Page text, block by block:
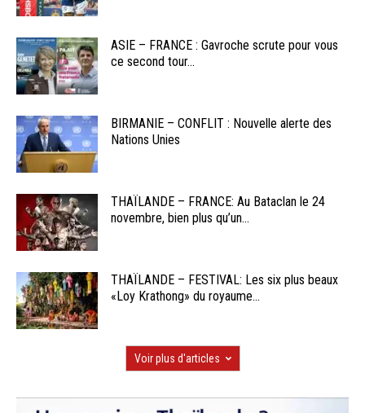
ASIE – FRANCE : Gavroche scrute pour vous
ce second tour...
BIRMANIE – CONFLIT : Nouvelle alerte des
Nations Unies
THAÏLANDE – FRANCE: Au Bataclan le 24
novembre, bien plus qu’un...
THAÏLANDE – FESTIVAL: Les six plus beaux
«Loy Krathong» du royaume...
Voir plus d'articles